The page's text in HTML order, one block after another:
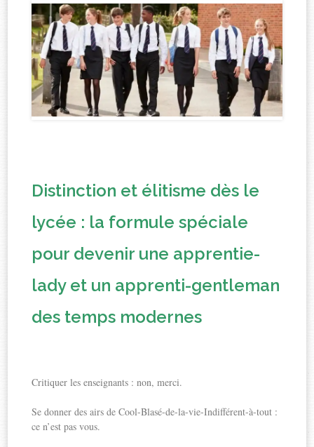
Distinction et élitisme dès le
lycée : la formule spéciale
pour devenir une apprentie-
lady et un apprenti-gentleman
des temps modernes
Critiquer les enseignants : non, merci.
Se donner des airs de Cool-Blasé-de-la-vie-Indifférent-à-tout :
ce n’est pas vous.